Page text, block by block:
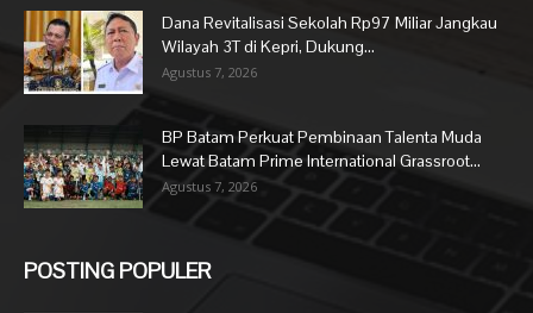
Dana Revitalisasi Sekolah Rp97 Miliar Jangkau
Wilayah 3T di Kepri, Dukung...
Agustus 7, 2026
BP Batam Perkuat Pembinaan Talenta Muda
Lewat Batam Prime International Grassroot...
Agustus 7, 2026
POSTING POPULER